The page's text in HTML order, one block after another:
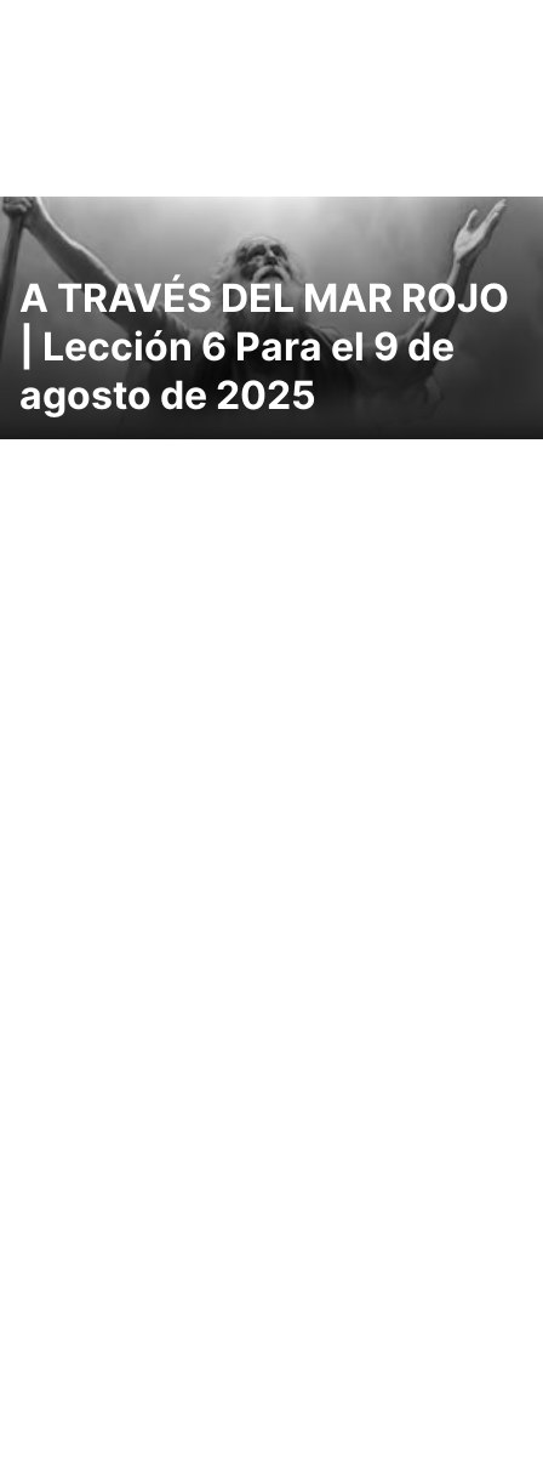
A TRAVÉS DEL MAR ROJO
| Lección 6 Para el 9 de
agosto de 2025